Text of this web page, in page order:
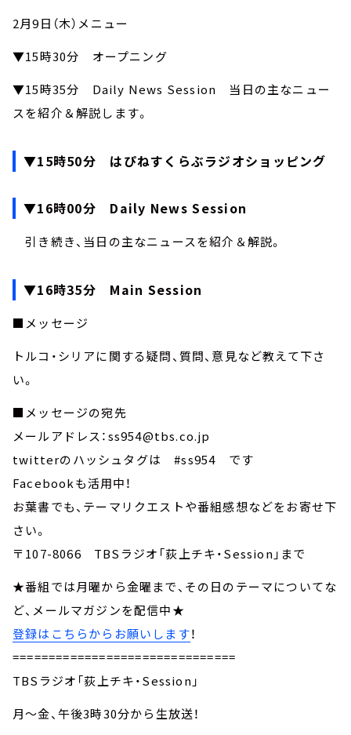
2月9日（木）メニュー
▼15時30分 オープニング
▼15時35分 Daily News Session 当日の主なニュー
スを紹介＆解説します。
▼15時50分 はぴねすくらぶラジオショッピング
▼16時00分 Daily News Session
引き続き、当日の主なニュースを紹介＆解説。
▼16時35分 Main Session
■メッセージ
トルコ・シリアに関する疑問、質問、意見など教えて下さ
い。
■メッセージの宛先
メールアドレス：ss954@tbs.co.jp
twitterのハッシュタグは #ss954 です
Facebookも活用中！
お葉書でも、テーマリクエストや番組感想などをお寄せ下
さい。
〒107-8066 TBSラジオ「荻上チキ・Session」まで
★番組では月曜から金曜まで、その日のテーマについてな
ど、メールマガジンを配信中★
登録はこちらからお願いします！
===============================
TBSラジオ「荻上チキ・Session」
月～金、午後3時30分から生放送！